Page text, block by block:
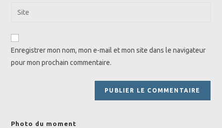
address
comment
Saisir
de
Enregistrer mon nom, mon e-mail et mon site dans le navigateur
pour mon prochain commentaire.
Photo du moment